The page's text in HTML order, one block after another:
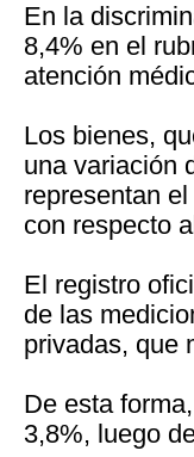
En la
8,4% en el
atención
Los bienes,
una variación
representan
con respecto
El registro
de las
privadas, que
De esta
3,8%, luego